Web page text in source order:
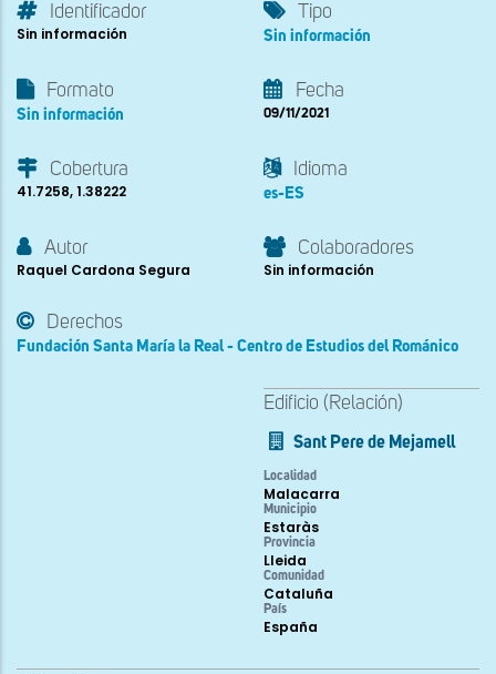
Identificador
Sin información
Tipo
Sin información
Formato
Sin información
Fecha
09/11/2021
Cobertura
41.7258, 1.38222
Idioma
es-ES
Autor
Raquel Cardona Segura
Colaboradores
Sin información
Derechos
Fundación Santa María la Real - Centro de Estudios del Románico
Edificio (Relación)
Sant Pere de Mejamell
Localidad
Malacarra
Municipio
Estaràs
Provincia
Lleida
Comunidad
Cataluña
País
España